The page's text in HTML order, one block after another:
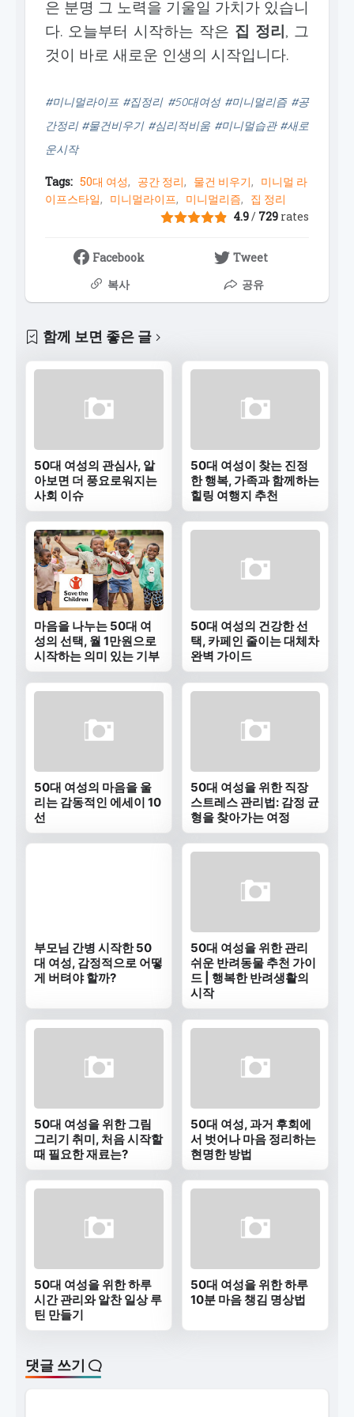
은 분명 그 노력을 기울일 가치가 있습니
다. 오늘부터 시작하는 작은 집 정리, 그
것이 바로 새로운 인생의 시작입니다.
#미니멀라이프 #집정리 #50대여성 #미니멀리즘 #공
간정리 #물건비우기 #심리적비움 #미니멀습관 #새로
운시작
Tags: 50대 여성 공간 정리 물건 비우기
미니멀 라
이프스타일
미니멀라이프 미니멀리즘
집 정리
4.9/ 729 rates
Facebook
Tweet
복사
공유
함께 보면 좋은 글
50대 여성의 관심사, 알
아보면 더 풍요로워지는
사회 이슈
50대 여성이 찾는 진정
한 행복, 가족과 함께하는
힐링 여행지 추천
마음을 나누는 50대 여
성의 선택, 월 1만원으로
시작하는 의미 있는 기부
50대 여성의 건강한 선
택, 카페인 줄이는 대체차
완벽 가이드
50대 여성의 마음을 울
리는 감동적인 에세이 10
선
50대 여성을 위한 직장
스트레스 관리법: 감정 균
형을 찾아가는 여정
부모님 간병 시작한 50
대 여성, 감정적으로 어떻
게 버텨야 할까?
50대 여성을 위한 관리
쉬운 반려동물 추천 가이
드 | 행복한 반려생활의
시작
50대 여성을 위한 그림
그리기 취미, 처음 시작할
때 필요한 재료는?
50대 여성, 과거 후회에
서 벗어나 마음 정리하는
현명한 방법
50대 여성을 위한 하루
시간 관리와 알찬 일상 루
틴 만들기
50대 여성을 위한 하루
10분 마음 챙김 명상법
댓글 쓰기